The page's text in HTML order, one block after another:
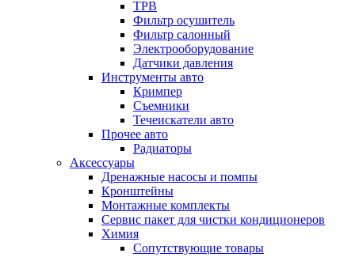
ТРВ
Фильтр осушитель
Фильтр салонный
Электрооборудование
Датчики давления
Инструменты авто
Кримпер
Съемники
Течеискатели авто
Прочее авто
Радиаторы
Аксессуары
Дренажные насосы и помпы
Кронштейны
Монтажные комплекты
Сервис пакет для чистки кондиционеров
Химия
Сопутствующие товары